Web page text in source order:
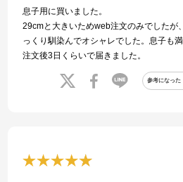
息子用に買いました。
29cmと大きいためweb注文のみでしたが
っくり馴染んでオシャレでした。息子も満
注文後3日くらいで届きました。
参考になった